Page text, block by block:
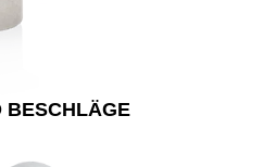
BESCHLÄGE